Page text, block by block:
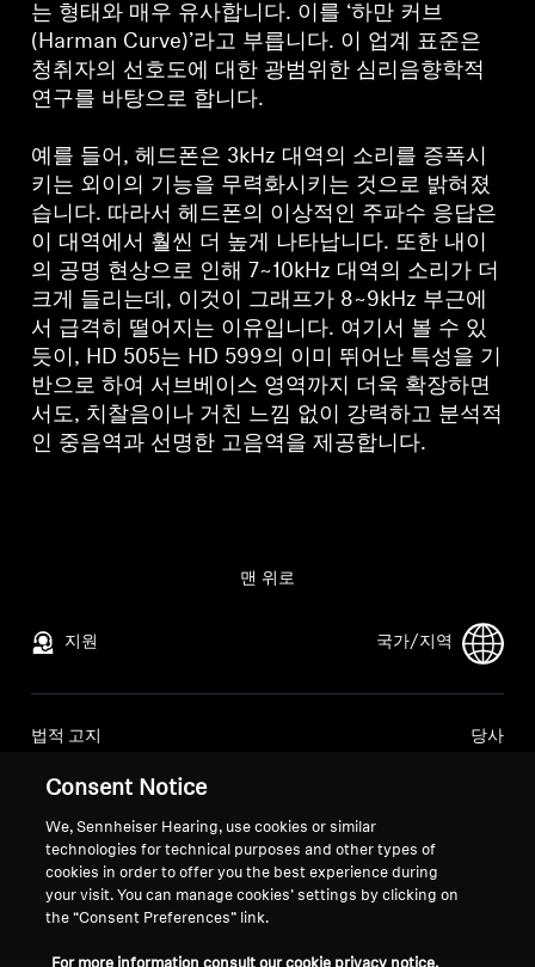
는 형태와 매우 유사합니다. 이를 ‘하만 커브
(Harman Curve)’라고 부릅니다. 이 업계 표준은
청취자의 선호도에 대한 광범위한 심리음향학적
연구를 바탕으로 합니다.
예를 들어, 헤드폰은 3kHz 대역의 소리를 증폭시
키는 외이의 기능을 무력화시키는 것으로 밝혀졌
습니다. 따라서 헤드폰의 이상적인 주파수 응답은
이 대역에서 훨씬 더 높게 나타납니다. 또한 내이
의 공명 현상으로 인해 7~10kHz 대역의 소리가 더
크게 들리는데, 이것이 그래프가 8~9kHz 부근에
서 급격히 떨어지는 이유입니다. 여기서 볼 수 있
듯이, HD 505는 HD 599의 이미 뛰어난 특성을 기
반으로 하여 서브베이스 영역까지 더욱 확장하면
서도, 치찰음이나 거친 느낌 없이 강력하고 분석적
인 중음역과 선명한 고음역을 제공합니다.
지원
맨 위로
국가/지역
법적 고지
소비자 대상 온라인 판매 일반 약관
조정된 취약점 공개 정책
당사
Consent Notice
We, Sennheiser Hearing, use cookies or similar
technologies for technical purposes and other types of
cookies in order to offer you the best experience during
your visit. You can manage cookies’ settings by clicking on
the “Consent Preferences” link.